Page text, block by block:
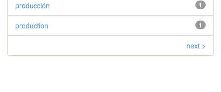
1
producción
1
production
next >